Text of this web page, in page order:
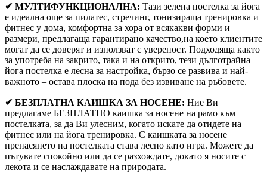
✔ МУЛТИФУНКЦИОНАЛНА: Тази зелена постелка за йога
е идеална още за пилатес, стречинг, тонизираща тренировка и
фитнес у дома, комфортна за хора от всякакви форми и
размери, предлагаща гарантирано качество,на което клиентите
могат да се доверят и използват с увереност. Подходяща както
за употреба на закрито, така и на открито, тези дълготрайна
йога постелка е лесна за настройка, бързо се развива и най-
важното – остава плоска на пода без извиване на ръбовете.
✔ БЕЗПЛАТНА КАИШКА ЗА НОСЕНЕ: Ние Ви
предлагаме БЕЗПЛАТНО каишка за носене на рамо към
постелката, за да Ви улесним, когато искате да отидете на
фитнес или на йога тренировка. С каишката за носене
пренасянето на постелката става лесно като игра. Можете да
пътувате спокойно или да се разхождате, докато я носите с
лекота и се наслаждавате на природата.